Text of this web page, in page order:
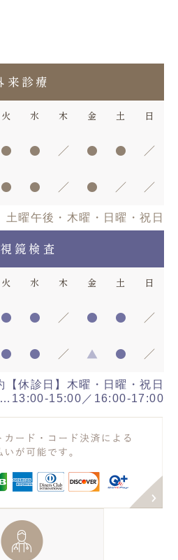
来診療
火 水 木 金 土 日
● ● ／ ● ● ／
● ● ／ ● ／ ／
土曜午後・木曜・日曜・祝日
鏡検査
火 水 木 金 土 日
● ● ／ ● ● ／
● ● ／ ▲ ● ／
休診日】木曜・日曜・祝日
…13:00-15:00／16:00-17:00